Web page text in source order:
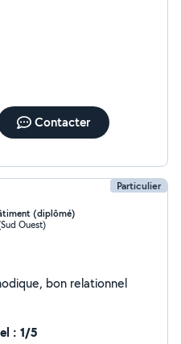
Contacter
Particulier
(diplômé)
Ouest)
bon relationnel
: 1/5